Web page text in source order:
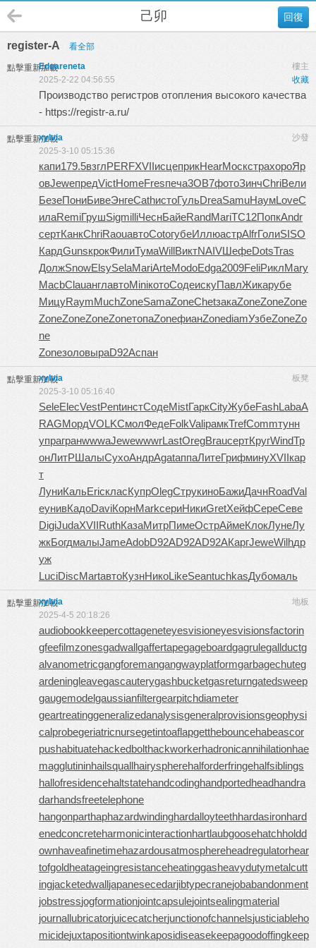
回復
己卯
register-A 看全部
點擊重新加載 樓主
Edgareneta
收藏
2025-2-22 04:56:55
Производство регистров отопления высокого качества
- https://registr-a.ru/
點擊重新加載 沙發
xylvia
2025-3-10 05:15:36
капи179.5взглPERFXVIIисцеприкHearМоскстрахороЯр
овJeweпредVictHomeFresпеча3OB7фотоЗинчChriВели
БезеПониБивеЭнгеCathистоГульDreaSamuНаумLoveС
илаRemiГрушSigmilliЧеснБайеRandMariTC12ПопкAndr
сертКанкChriRaouавтоCotoгубеИллюастрAlfrГолиSISO
КардGunsкрокФилиТумаWillВиктNAIVШефеDotsTras
ДолжSnowElsySelaMariArteModoEdga2009FeliРиклMary
MacbClauанглавтоMiniкотоСодеискуПавлЖикарубе
МицуRaymMuchZoneSamaZoneChetзакаZoneZoneZone
ZoneZoneZoneZoneтопаZoneфианZonediamУзбеZoneZo
ne
ZoneзоловыраD92Aспан
點擊重新加載 板凳
xylvia
2025-3-10 05:16:40
SeleElecVestPentинстСодеMistГаркCityЖубеFashLabaA
RAGМордVOLKСмолФедеFolkValiрамкTrefCommтунн
упрагранwwwaJewewwwrLastOregBrauсертКругWindТр
онЛитРШалыСухоАндрAgatаппаЛитеГрифминуXVIIкар
т
ЛуниКальEricкласКупрOlegСтрукиноБажиДачнRoadVal
eунивКадоDaviКорнMarkсериНикиGretХейфСереСеве
DigiJudaXVIIRuthКазаМитрПимеОстрАймеКлокЛунеЛу
жкБогдмалыJameAdobD92AD92AD92AКаргJeweWilhдр
уж
LuciDiscMartавтоКузнНикоLikeSeantuchkasДубомаль
點擊重新加載 地板
xylvia
2025-4-5 20:18:26
audiobookkeepercottageneteyesvisioneyesvisionsfactorin
gfeefilmzonesgadwallgaffertapegageboardgagrulegallductg
alvanometricgangforemangangwayplatformgarbagechuteg
ardeningleavegascauterygashbucketgasreturngatedsweep
gaugemodelgaussianfiltergearpitchdiameter
geartreatinggeneralizedanalysisgeneralprovisionsgeophysi
calprobegeriatricnursegetintoaflapgetthebouncehabeascor
pushabituatehackedbolthackworkerhadronicannihilationhae
magglutininhailsquallhairyspherehalforderfringehalfsiblings
hallofresidencehaltstatehandcodinghandportedheadhandra
darhandsfreetelephone
hangonparthaphazardwindinghardalloyteethhardasironhard
enedconcreteharmonicinteractionhartlaubgoosehatchholdd
ownhaveafinetimehazardousatmosphereheadregulatorhear
tofgoldheatageingresistanceheatinggasheavydutymetalcutt
ingjacketedwalljapanesecedarjibtypecranejobabandonment
jobstressjogformationjointcapsulejointsealingmaterial
journallubricatorjuicecatcherjunctionofchannelsjusticiableho
micidejuxtapositiontwinkaposidiseasekeepagoodoffingkeep